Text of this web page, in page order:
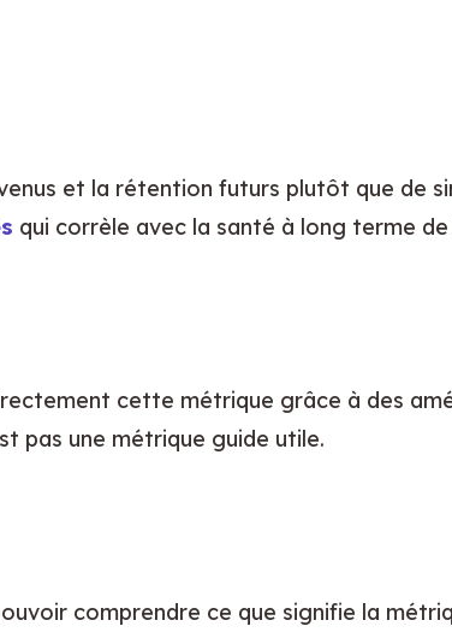
et la rétention futurs plutôt que de
qui corrèle avec la santé à long terme
cette métrique grâce à des
pas une métrique guide utile.
comprendre ce que signifie la